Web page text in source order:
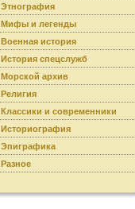
Этнография
Мифы и легенды
Военная история
История спецслужб
Морской архив
Религия
Классики и современники
Историография
Эпиграфика
Разное